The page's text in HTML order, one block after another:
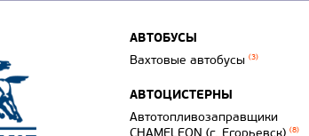
АВТОБУСЫ
Вахтовые автобусы (3)
АВТОЦИСТЕРНЫ
Автотопливозаправщики
(8)